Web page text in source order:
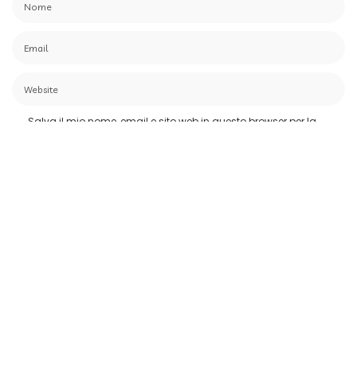
Salva il mio nome, email e sito web in questo browser per la